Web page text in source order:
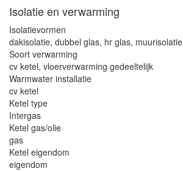
Isolatie en verwarming
Isolatievormen
dakisolatie, dubbel glas, hr glas, muurisolatie
Soort verwarming
cv ketel, vloerverwarming gedeeltelijk
Warmwater installatie
cv ketel
Ketel type
Intergas
Ketel gas/olie
gas
Ketel eigendom
eigendom